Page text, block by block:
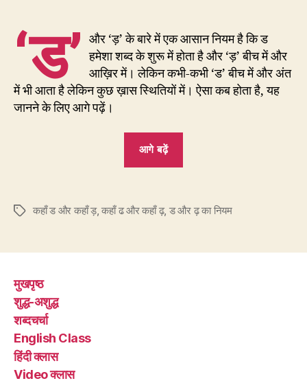
‘ड’ और ‘ड़’ के बारे में एक आसान नियम है कि ड
हमेशा शब्द के शुरू में होता है और ‘ड़’ बीच में और
आख़िर में। लेकिन कभी-कभी ‘ड’ बीच में और अंत
में भी आता है लेकिन कुछ ख़ास स्थितियों में। ऐसा कब होता है, यह
जानने के लिए आगे पढ़ें।
आगे बढ़ें
और
में
Tagsकहाँ ड और कहाँ ड़,कहाँ ढ और कहाँ ढ़, ड और ढ़ का नियम
मुखपृष्ठ
शुद्ध-अशुद्ध
शब्दचर्चा
English Class
हिंदी क्लास
Video क्लास